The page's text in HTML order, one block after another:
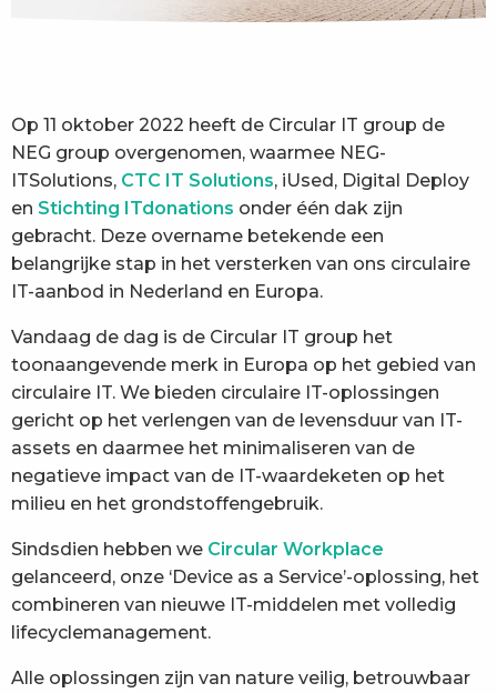
Op 11 oktober 2022 heeft de Circular IT group de
NEG group overgenomen, waarmee NEG-
ITSolutions, CTC IT Solutions, iUsed, Digital Deploy
en Stichting ITdonations onder één dak zijn
gebracht. Deze overname betekende een
belangrijke stap in het versterken van ons circulaire
IT-aanbod in Nederland en Europa.
Vandaag de dag is de Circular IT group het
toonaangevende merk in Europa op het gebied van
circulaire IT. We bieden circulaire IT-oplossingen
gericht op het verlengen van de levensduur van IT-
assets en daarmee het minimaliseren van de
negatieve impact van de IT-waardeketen op het
milieu en het grondstoffengebruik.
Sindsdien hebben we Circular Workplace
gelanceerd, onze ‘Device as a Service’-oplossing, het
combineren van nieuwe IT-middelen met volledig
lifecyclemanagement.
Alle oplossingen zijn van nature veilig, betrouwbaar